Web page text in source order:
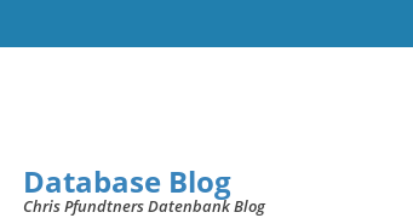
Database Blog
Chris Pfundtners Datenbank Blog